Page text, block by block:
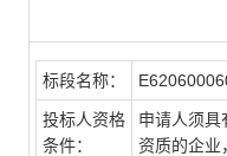
标段名称：
投标人资格
条件：
申请人须具
资质的企业